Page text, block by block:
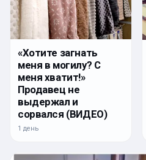
«Хотите загнать
меня в могилу? С
меня хватит!»
Продавец не
выдержал и
сорвался (ВИДЕО)
1 день